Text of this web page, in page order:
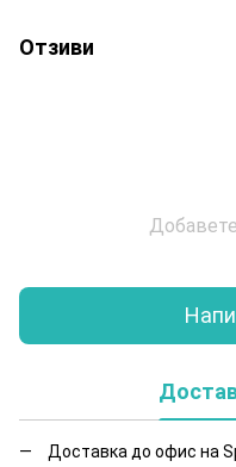
Отзиви
Доставка до офис на